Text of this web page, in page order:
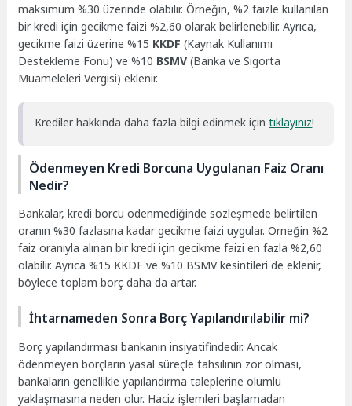
maksimum %30 üzerinde olabilir. Örneğin, %2 faizle kullanılan
bir kredi için gecikme faizi %2,60 olarak belirlenebilir. Ayrıca,
gecikme faizi üzerine %15 KKDF (Kaynak Kullanımı
Destekleme Fonu) ve %10 BSMV (Banka ve Sigorta
Muameleleri Vergisi) eklenir.
Krediler hakkında daha fazla bilgi edinmek içintıklayınız!
Ödenmeyen Kredi Borcuna Uygulanan Faiz Oranı
Nedir?
Bankalar, kredi borcu ödenmediğinde sözleşmede belirtilen
oranın %30 fazlasına kadar gecikme faizi uygular. Örneğin %2
faiz oranıyla alınan bir kredi için gecikme faizi en fazla %2,60
olabilir. Ayrıca %15 KKDF ve %10 BSMV kesintileri de eklenir,
böylece toplam borç daha da artar.
İhtarnameden Sonra Borç Yapılandırılabilir mi?
Borç yapılandırması bankanın insiyatifindedir. Ancak
ödenmeyen borçların yasal süreçle tahsilinin zor olması,
bankaların genellikle yapılandırma taleplerine olumlu
yaklaşmasına neden olur. Haciz işlemleri başlamadan